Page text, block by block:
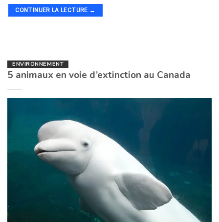
CONTINUER LA LECTURE →
ENVIRONNEMENT
5 animaux en voie d’extinction au Canada